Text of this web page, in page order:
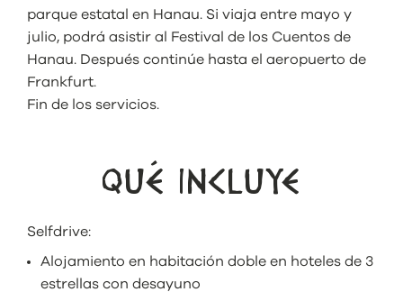
parque estatal en Hanau. Si viaja entre mayo y
julio, podrá asistir al Festival de los Cuentos de
Hanau. Después continúe hasta el aeropuerto de
Frankfurt.
Fin de los servicios.
QUÉ INCLUYE
Selfdrive:
Alojamiento en habitación doble en hoteles de 3
estrellas con desayuno